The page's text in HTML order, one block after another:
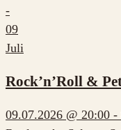
-
09
Juli
Rock’n’Roll &
09.07.2026 @ 20:00